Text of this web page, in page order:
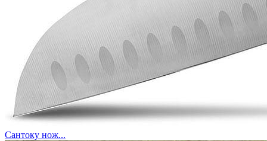
Сантоку нож...